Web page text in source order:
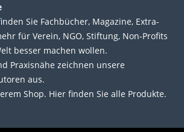
Sie Fachbücher, Magazine, Extra-
für Verein, NGO, Stiftung, Non-Profits
besser machen wollen.
Praxisnähe zeichnen unsere
aus.
Shop. Hier finden Sie alle Produkte.